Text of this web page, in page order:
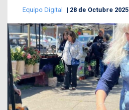
Equipo Digital 28 de Octubre 2025